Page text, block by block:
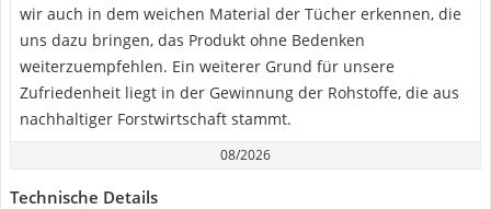
wir auch in dem weichen Material der Tücher erkennen, die
uns dazu bringen, das Produkt ohne Bedenken
weiterzuempfehlen. Ein weiterer Grund für unsere
Zufriedenheit liegt in der Gewinnung der Rohstoffe, die aus
nachhaltiger Forstwirtschaft stammt.
08/2026
Technische Details